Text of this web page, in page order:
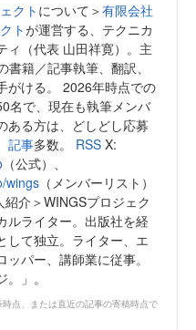
クトについて＞有限会社
トが運営する、テクニカ
ィ（代表 山田祥寛）。主
書籍／記事執筆、翻訳、
がける。 2026年時点での
名で、現在も執筆メンバ
ある方は、どしどし応募
記事多数。 RSS X:
（公式）、
wings （メンバーリスト）
紹介＞WINGSプロジェク
ルライター。出版社を経
して独立。ライター、エ
パー、講師業に従事。
」。
点、または直近の記事の寄稿時点で